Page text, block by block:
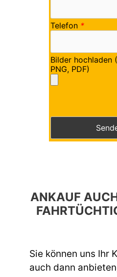
Telefon *
Bilder hochladen
PNG, PDF)
Bitte lasse dieses
ANKAUF
Sie können uns Ihr
auch dann